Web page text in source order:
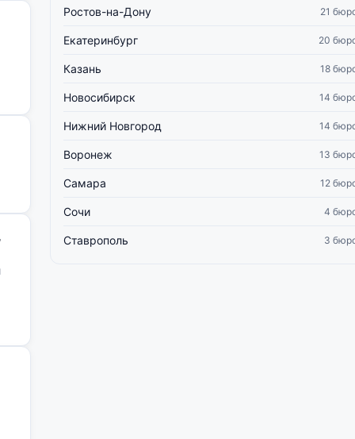
Ростов-на-Дону 21
Екатеринбург 20
Казань 18
Новосибирск 14
Нижний Новгород 14
Воронеж 13
Самара 12
Сочи 4
Ставрополь 3